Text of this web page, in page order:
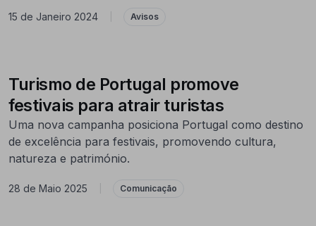
15 de Janeiro 2024 Avisos
Turismo de Portugal promove
festivais para atrair turistas
Uma nova campanha posiciona Portugal como destino
de excelência para festivais, promovendo cultura,
natureza e património.
28 de Maio 2025 Comunicação